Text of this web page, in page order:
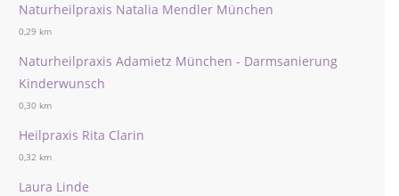
Naturheilpraxis Natalia Mendler München
0,29 km
Naturheilpraxis Adamietz München - Darmsanierung
Kinderwunsch
0,30 km
Heilpraxis Rita Clarin
0,32 km
Laura Linde